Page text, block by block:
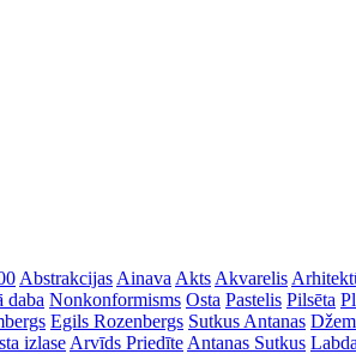
Abstrakcijas Ainava Akts Akvarelis
daba Nonkonformisms Osta Pastelis Pilsēta
Egils Rozenbergs Sutkus Antanas
izlase Arvīds Priedīte Antanas Sutkus